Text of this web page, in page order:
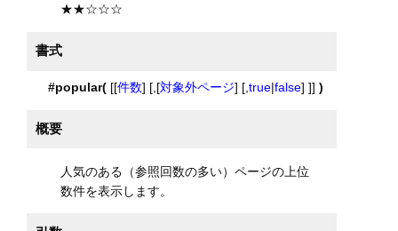
★★☆☆☆
書式
#popular([[件数] [,[対象外ページ] [, true|false] ]] )
概要
人気のある（参照回数の多い）ページの上位
数件を表示します。